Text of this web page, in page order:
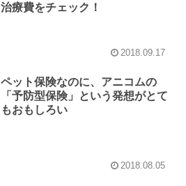
治療費をチェック！
2018.09.17
ペット保険なのに、アニコムの
「予防型保険」という発想がとて
もおもしろい
2018.08.05